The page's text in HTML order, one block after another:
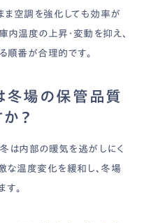
空調を強化しても効率が
内温度の上昇・変動を抑え、
順番が合理的です。
冬場の保管品質
？
は内部の暖気を逃がしにく
な温度変化を緩和し、冬場
。